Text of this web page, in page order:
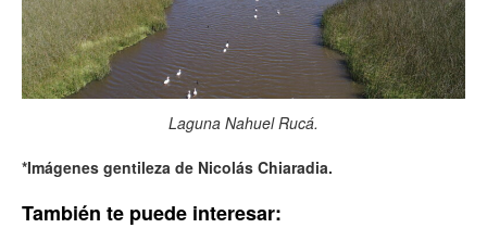
Laguna Nahuel Rucá.
*Imágenes gentileza de Nicolás Chiaradia.
También te puede interesar: